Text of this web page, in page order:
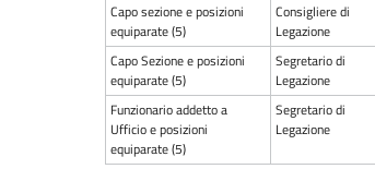
Capo sezione e posizioni
equiparate (5)
Consigliere di
Legazione
Capo Sezione e posizioni
equiparate (5)
Segretario di
Legazione
Funzionario addetto a
Ufficio e posizioni
equiparate (5)
Segretario di
Legazione